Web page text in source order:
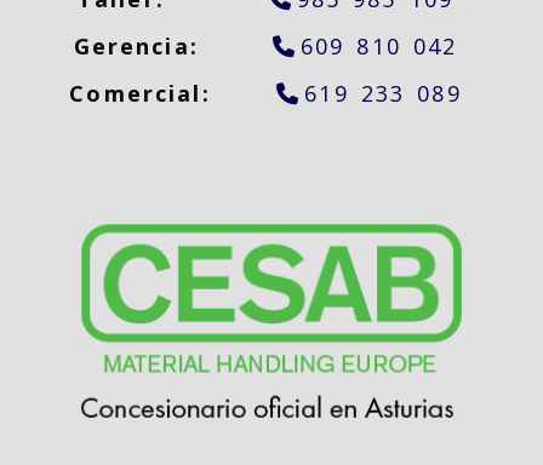
Gerencia:
609 810 042
Comercial:
619 233 089